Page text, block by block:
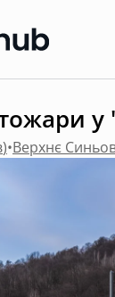
у
)•Верхнє